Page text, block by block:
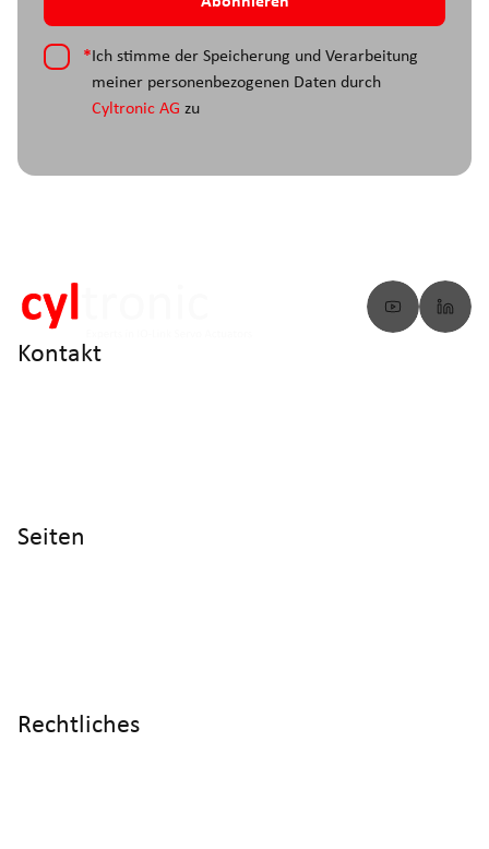
*Ich stimme der Speicherung und Verarbeitung
meiner personenbezogenen Daten durch
Cyltronic AG zu
Kontakt
Seiten
Rechtliches